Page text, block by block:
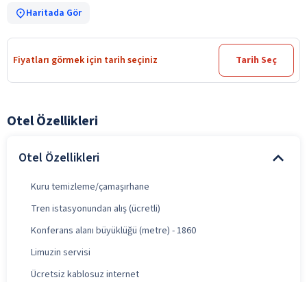
Haritada Gör
Fiyatları görmek için tarih seçiniz Tarih Seç
Otel Özellikleri
Otel Özellikleri
Kuru temizleme/çamaşırhane
Tren istasyonundan alış (ücretli)
Konferans alanı büyüklüğü (metre) - 1860
Limuzin servisi
Ücretsiz kablosuz internet